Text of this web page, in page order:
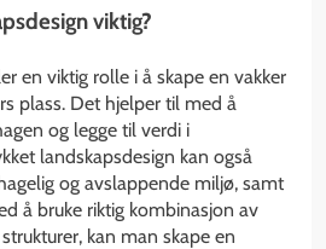
viktig?
en viktig rolle i å skape en vakker
plass. Det hjelper til med å
og legge til verdi i
landskapsdesign kan også
og avslappende miljø, samt
å bruke riktig kombinasjon av
kan man skape en